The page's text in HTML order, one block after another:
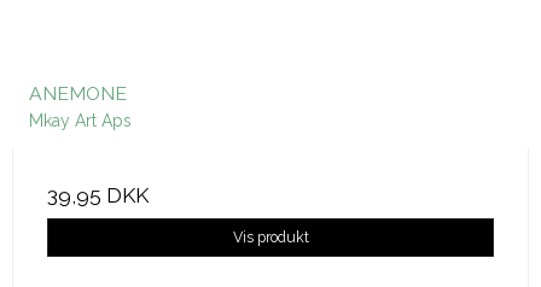
ANEMONE
Mkay Art Aps
39,95 DKK
Vis produkt